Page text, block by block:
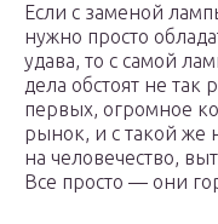
Если с заменой
нужно просто
удава, то с самой
дела обстоят не так
первых, огромное
рынок, и с такой же
на человечество,
Все просто — они